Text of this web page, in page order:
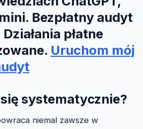
Bezpłatny audyt
płatne
Uruchom mój
systematycznie?
niemal zawsze w